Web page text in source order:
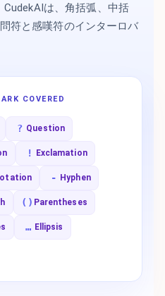
COVERED
? Question
! Exclamation
- Hyphen
() Parentheses
… Ellipsis
は、角括弧、中括
符と感嘆符のインターロバ